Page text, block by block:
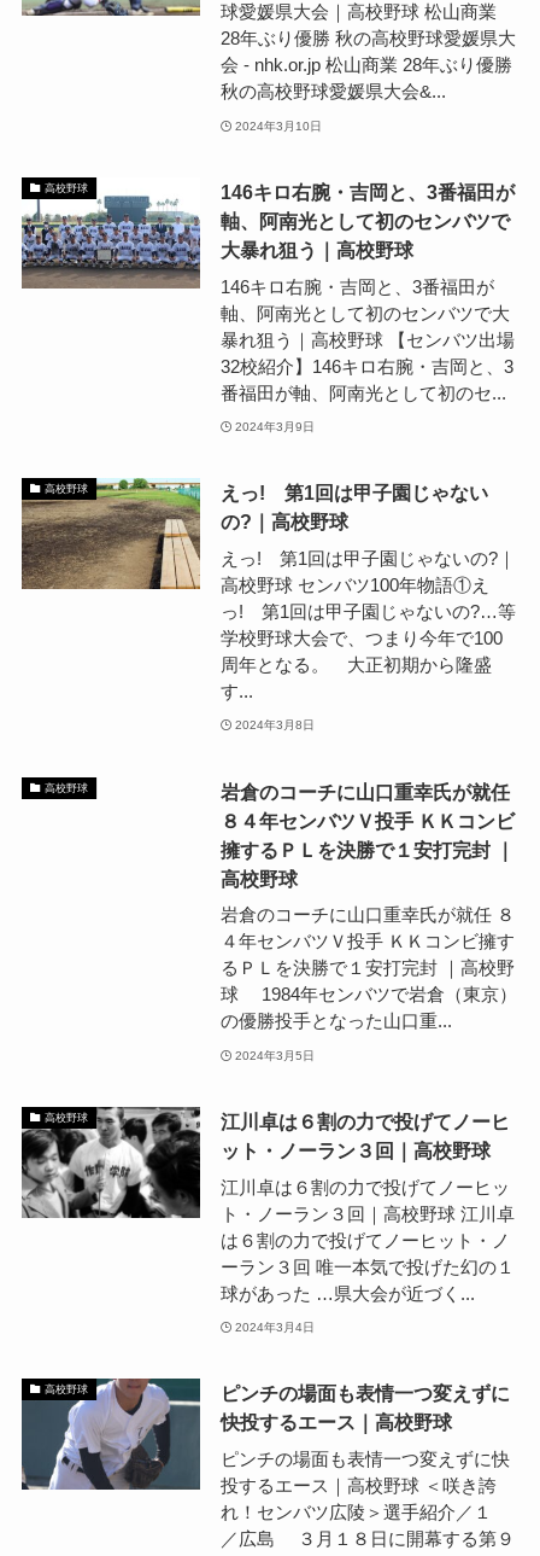
球愛媛県大会｜高校野球 松山商業
28年ぶり優勝 秋の高校野球愛媛県大
会 - nhk.or.jp 松山商業 28年ぶり優勝
秋の高校野球愛媛県大会&...
2024年3月10日
高校野球
146キロ右腕・吉岡と、3番福田が
軸、阿南光として初のセンバツで
大暴れ狙う｜高校野球
146キロ右腕・吉岡と、3番福田が
軸、阿南光として初のセンバツで大
暴れ狙う｜高校野球 【センバツ出場
32校紹介】146キロ右腕・吉岡と、3
番福田が軸、阿南光として初のセ...
2024年3月9日
高校野球
えっ! 第1回は甲子園じゃない
の?｜高校野球
えっ! 第1回は甲子園じゃないの?｜
高校野球 センバツ100年物語①え
っ! 第1回は甲子園じゃないの?…等
学校野球大会で、つまり今年で100
周年となる。 大正初期から隆盛
す...
2024年3月8日
高校野球
岩倉のコーチに山口重幸氏が就任
８４年センバツＶ投手 ＫＫコンビ
擁するＰＬを決勝で１安打完封 ｜
高校野球
岩倉のコーチに山口重幸氏が就任 ８
４年センバツＶ投手 ＫＫコンビ擁す
るＰＬを決勝で１安打完封 ｜高校野
球 1984年センバツで岩倉（東京）
の優勝投手となった山口重...
2024年3月5日
高校野球
江川卓は６割の力で投げてノーヒ
ット・ノーラン３回｜高校野球
江川卓は６割の力で投げてノーヒッ
ト・ノーラン３回｜高校野球 江川卓
は６割の力で投げてノーヒット・ノ
ーラン３回 唯一本気で投げた幻の１
球があった …県大会が近づく...
2024年3月4日
高校野球
ピンチの場面も表情一つ変えずに
快投するエース｜高校野球
ピンチの場面も表情一つ変えずに快
投するエース｜高校野球 ＜咲き誇
れ！センバツ広陵＞選手紹介／１
／広島 ３月１８日に開幕する第９